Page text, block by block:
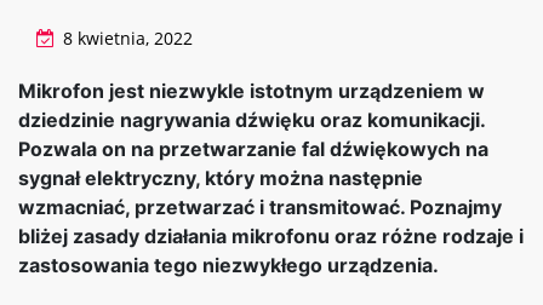
8 kwietnia, 2022
Mikrofon jest niezwykle istotnym urządzeniem w
dziedzinie nagrywania dźwięku oraz komunikacji.
Pozwala on na przetwarzanie fal dźwiękowych na
sygnał elektryczny, który można następnie
wzmacniać, przetwarzać i transmitować. Poznajmy
bliżej zasady działania mikrofonu oraz różne rodzaje i
zastosowania tego niezwykłego urządzenia.